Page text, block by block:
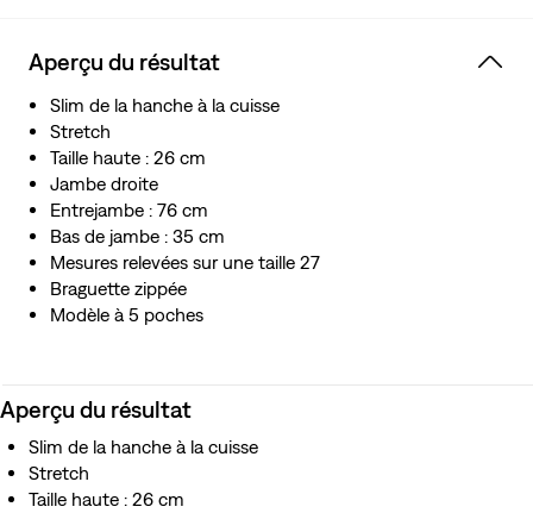
Aperçu du résultat
Slim de la hanche à la cuisse
Stretch
Taille haute : 26 cm
Jambe droite
Entrejambe : 76 cm
Bas de jambe : 35 cm
Mesures relevées sur une taille 27
Braguette zippée
Modèle à 5 poches
Aperçu du résultat
Slim de la hanche à la cuisse
Stretch
Taille haute : 26 cm